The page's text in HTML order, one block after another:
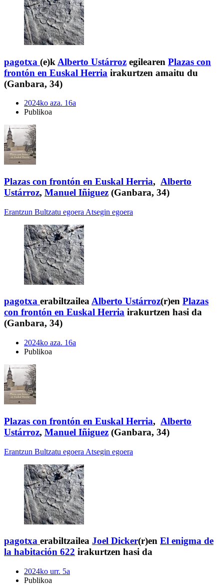
pagotxa (e)k Alberto Ustárroz egilearen Plazas con
frontón en Euskal Herria irakurtzen amaitu du
(Ganbara, 34)
2024ko aza. 16a
Publikoa
Plazas con frontón en Euskal Herria, Alberto
Ustárroz, Manuel Iñiguez (Ganbara, 34)
Erantzun Bultzatu egoera Atsegin egoera
pagotxa erabiltzaileaAlberto Ustárroz(r)en Plazas
con frontón en Euskal Herria irakurtzen hasi da
(Ganbara, 34)
2024ko aza. 16a
Publikoa
Plazas con frontón en Euskal Herria, Alberto
Ustárroz, Manuel Iñiguez (Ganbara, 34)
Erantzun Bultzatu egoera Atsegin egoera
pagotxa erabiltzailea Joel Dicker(r)en El enigma de
la habitación 622 irakurtzen hasi da
2024ko urr. 5a
Publikoa